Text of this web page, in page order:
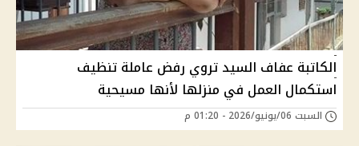
الكاتبة عفاف السيد تروي رفض عاملة تنظيف
استكمال العمل في منزلها لأنها مسيحية
السبت 06/يونيو/2026 - 01:20 م